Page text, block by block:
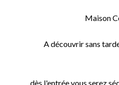
Maison
A découvrir sans
dès l'entrée vous serez